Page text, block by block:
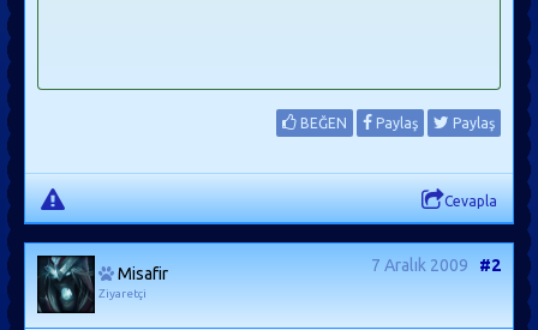
BEĞEN Paylaş Paylaş
Cevapla
Misafir
Ziyaretçi
7 Aralık 2009 #2